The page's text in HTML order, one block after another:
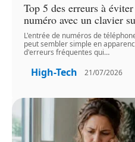
Top 5 des erreurs à
numéro avec un clavier
L'entrée de numéros de
peut sembler simple en
d'erreurs fréquentes qui…
High-Tech 21/07/2026